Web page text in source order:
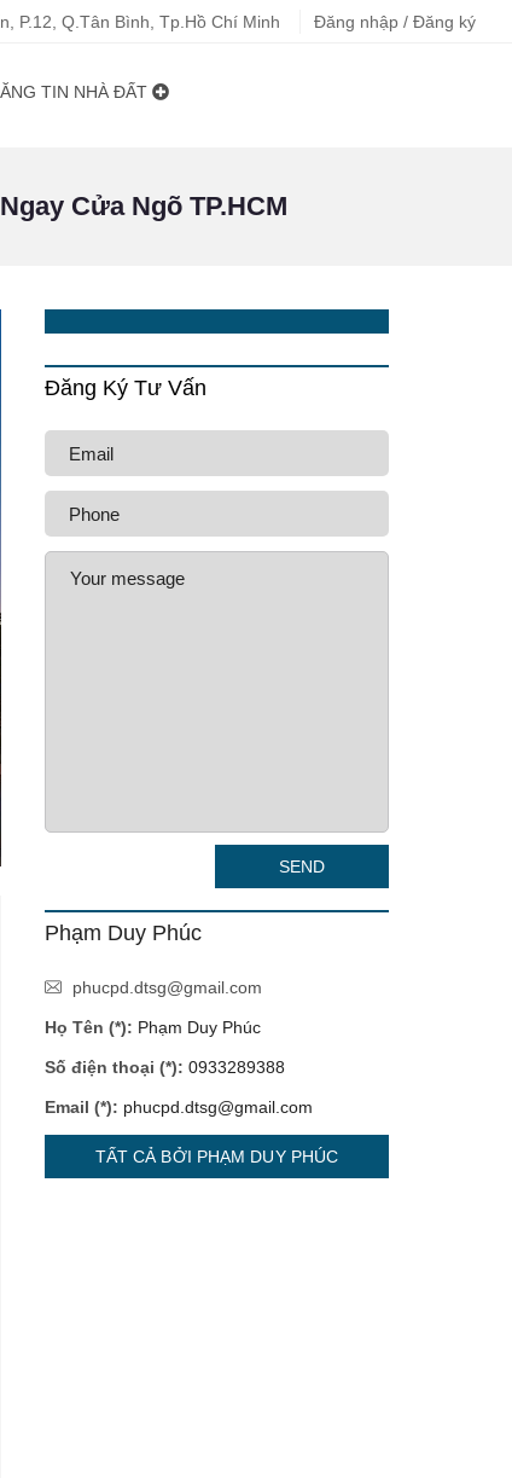
P.12, Q.Tân Bình, Tp.Hồ Chí Minh Đăng nhập / Đăng ký
TIN NHÀ ĐẤT
Cửa Ngõ TP.HCM
Đăng Ký Tư Vấn
SEND
Phạm Duy Phúc
phucpd.dtsg@gmail.com
Họ Tên (*): Phạm Duy Phúc
Số điện thoại (*): 0933289388
Email (*): phucpd.dtsg@gmail.com
TẤT CẢ BỞI PHẠM DUY PHÚC